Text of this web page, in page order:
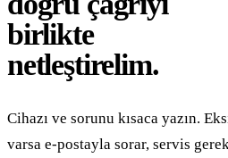
birlikte
netleştirelim.
Cihazı ve sorunu kısaca yazın.
varsa e-postayla sorar, servis